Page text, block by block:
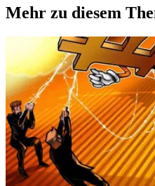
Mehr zu diesem